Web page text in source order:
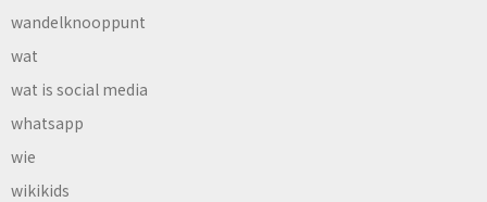
wandelknooppunt
wat
wat is social media
whatsapp
wie
wikikids